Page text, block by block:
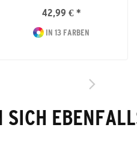
42,99 € *
IN 13 FARBEN
SICH